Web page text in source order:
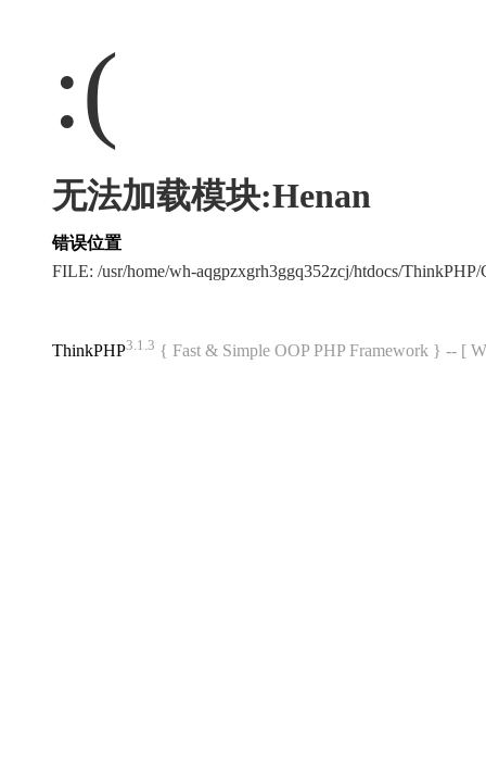
:(
无法加载模块:Henan
错误位置
FILE: /usr/home/wh-aqgpzxgrh3ggq352zcj/htdocs/
ThinkPHP3.1.3 { Fast & Simple OOP PHP Framework } -- [